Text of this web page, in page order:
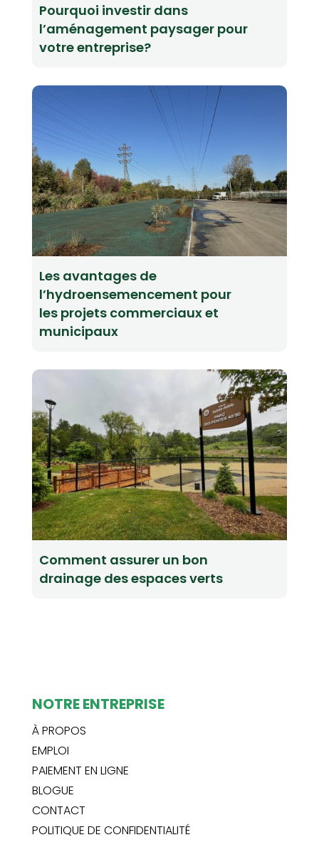
Pourquoi investir dans
l’aménagement paysager pour
votre entreprise?
Les avantages de
l’hydroensemencement pour
les projets commerciaux et
municipaux
Comment assurer un bon
drainage des espaces verts
NOTRE ENTREPRISE
À PROPOS
EMPLOI
PAIEMENT EN LIGNE
BLOGUE
CONTACT
POLITIQUE DE CONFIDENTIALITÉ